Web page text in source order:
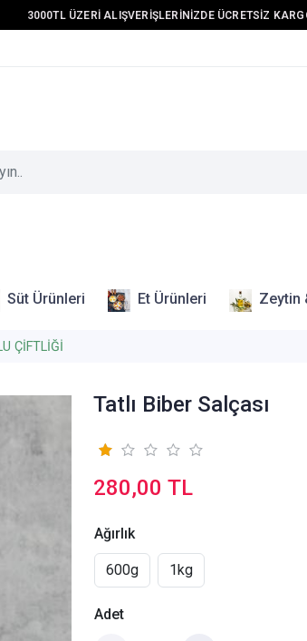
3000TL ÜZERİ ALIŞVERİŞLERİNİZDE ÜCRETSİZ
Süt Ürünleri Et Ürünleri Zeytin
ÇİFTLİĞİ
Tatlı Biber Salçası
280,00 TL
Ağırlık
600g 1kg
Adet